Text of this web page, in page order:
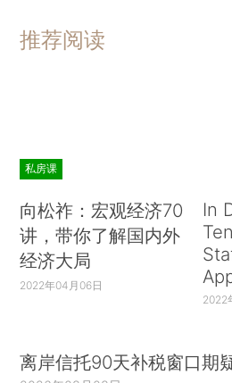
推荐阅读
私房课
向松祚：宏观经济70
讲，带你了解国内外
经济大局
2022年04月06日
In
2022
离岸信托90天补税窗口期